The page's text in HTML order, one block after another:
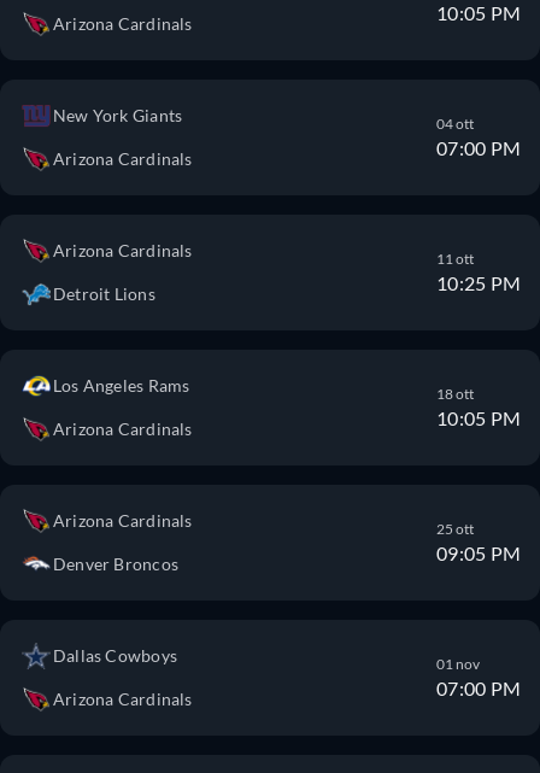
Arizona Cardinals 10:05 PM
New York Giants
Arizona Cardinals
04 ott
07:00 PM
Arizona Cardinals
Detroit Lions
11 ott
10:25 PM
Los Angeles Rams
Arizona Cardinals
18 ott
10:05 PM
Arizona Cardinals
Denver Broncos
25 ott
09:05 PM
Dallas Cowboys
Arizona Cardinals
01 nov
07:00 PM